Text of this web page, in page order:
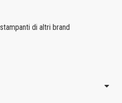
di altri brand